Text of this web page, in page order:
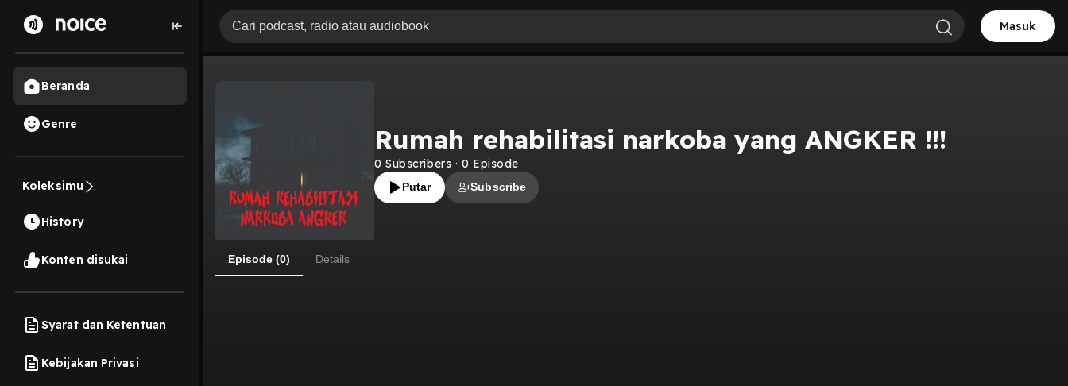
Beranda
Genre
Koleksimu
History
Konten disukai
Syarat dan Ketentuan
Kebijakan Privasi
Masuk
Rumah rehabilitasi narkoba yang ANGKER !!!
0 Subscribers · 0 Episode
Putar Subscribe
Episode (0) Details